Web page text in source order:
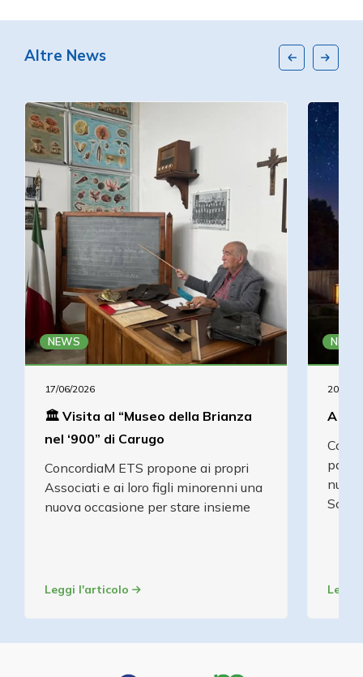
Altre News
NEWS
17/06/2026
🏛️ Visita al “Museo della Brianza
nel ‘900” di Carugo
ConcordiaM ETS propone ai propri
Associati e ai loro figli minorenni una
nuova occasione per stare insieme
Leggi l'articolo
NEWS
20/05/
A un